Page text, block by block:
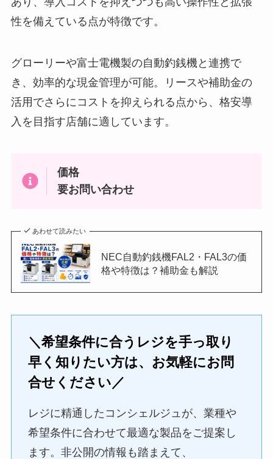
性を備えている点が特徴です。
グローリーや富士電機製の自動釣銭機と連携で
き、効率的な現金管理が可能。リースや補助金の
活用でさらにコストを抑えられる点から、格安導
入を目指す店舗に適しています。
価格
要お問い合わせ
あわせて読みたい
NEC自動釣銭機FAL2・FAL3の価
格や特徴は？補助金も解説
＼希望条件に合うレジを手っ取り
早く知りたい方は、お気軽にお問
合せください／
レジに精通したコンシェルジュが、業種や
希望条件に合わせて最適な製品をご提案し
ます。非公開の情報も踏まえて、